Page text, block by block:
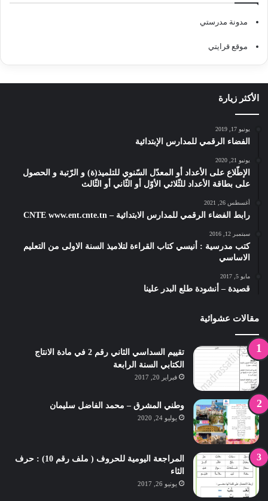
مدونة مدرستي
موقع قرايتي
الأكثر زيارة
يونيو 17, 2019
الفضاء الرقمي للمدارس الإبتدائية
يونيو 21, 2020
الإطّلاع على الأعداد أو المعدّل السّنوي للتلميذ(ة) و الرّتبة و الحصول
على بطاقة الأعداد للثّلاثي الأوّل أو الثّاني أو الثّالث
أغسطس 26, 2021
رابط الفضاء الرقمي للمدارس الابتدائية – CNTE www.ent.cnte.tn
سبتمبر 12, 2016
كتب مدرسية : أنيسي كتاب القراءة لتلاميذ السنة الاولى من التعليم
الاساسي
مايو 5, 2017
قصيدة – أنشودة طلع البدر علينا
مقالات عشوائية
تقييم السداسي الثاني رقم 2 في مادة الانتاج
الكتابي السنة الرابعة
فبراير 20, 2017
وطني المشرق – محمد الفاضل سليمان
يوليو 24, 2020
المراجعة اليومية للحروف ( ملف رقم 10) : حرف
الثاء
يونيو 26, 2017